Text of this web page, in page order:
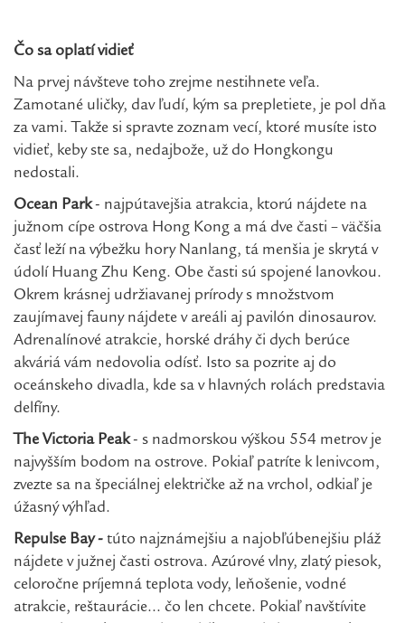
Čo sa oplatí vidieť
Na prvej návšteve toho zrejme nestihnete veľa.
Zamotané uličky, dav ľudí, kým sa prepletiete, je pol dňa
za vami. Takže si spravte zoznam vecí, ktoré musíte isto
vidieť, keby ste sa, nedajbože, už do Hongkongu
nedostali.
Ocean Park- najpútavejšia atrakcia, ktorú nájdete na
južnom cípe ostrova Hong Kong a má dve časti – väčšia
časť leží na výbežku hory Nanlang, tá menšia je skrytá v
údolí Huang Zhu Keng. Obe časti sú spojené lanovkou.
Okrem krásnej udržiavanej prírody s množstvom
zaujímavej fauny nájdete v areáli aj pavilón dinosaurov.
Adrenalínové atrakcie, horské dráhy či dych berúce
akváriá vám nedovolia odísť. Isto sa pozrite aj do
oceánskeho divadla, kde sa v hlavných rolách predstavia
delfíny.
The Victoria Peak- s nadmorskou výškou 554 metrov je
najvyšším bodom na ostrove. Pokiaľ patríte k lenivcom,
zvezte sa na špeciálnej električke až na vrchol, odkiaľ je
úžasný výhľad.
Repulse Bay - túto najznámejšiu a najobľúbenejšiu pláž
nájdete v južnej časti ostrova. Azúrové vlny, zlatý piesok,
celoročne príjemná teplota vody, leňošenie, vodné
atrakcie, reštaurácie… čo len chcete. Pokiaľ navštívite